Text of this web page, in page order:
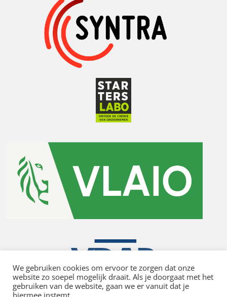
We gebruiken cookies om ervoor te zorgen dat onze
website zo soepel mogelijk draait. Als je doorgaat met het
gebruiken van de website, gaan we er vanuit dat je
hiermee instemt.